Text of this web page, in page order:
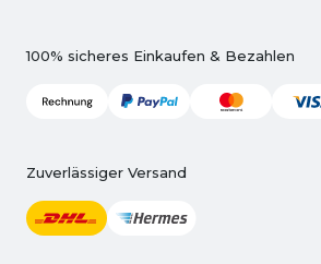
100% sicheres Einkaufen & Bezahlen
Zuverlässiger Versand